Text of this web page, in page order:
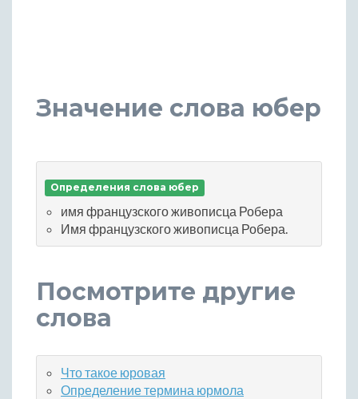
Значение слова юбер
Определения слова юбер
имя французского живописца Робера
Имя французского живописца Робера.
Посмотрите другие
слова
Что такое юровая
Определение термина юрмола